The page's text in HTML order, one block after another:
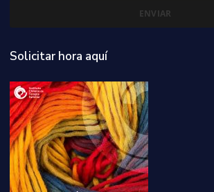
Solicitar hora aquí